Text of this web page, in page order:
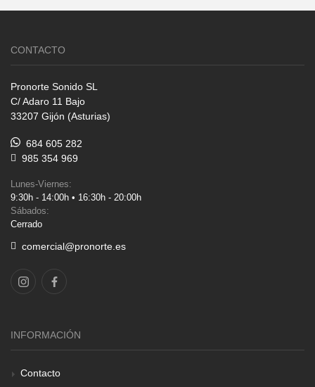
CONTACTO
Pronorte Sonido SL
C/ Adaro 11 Bajo
33207 Gijón (Asturias)
684 605 282
985 354 969
Lunes-Viernes:
9:30h - 14:00h • 16:30h - 20:00h
Sábados:
Cerrado
comercial@pronorte.es
INFORMACIÓN
Contacto